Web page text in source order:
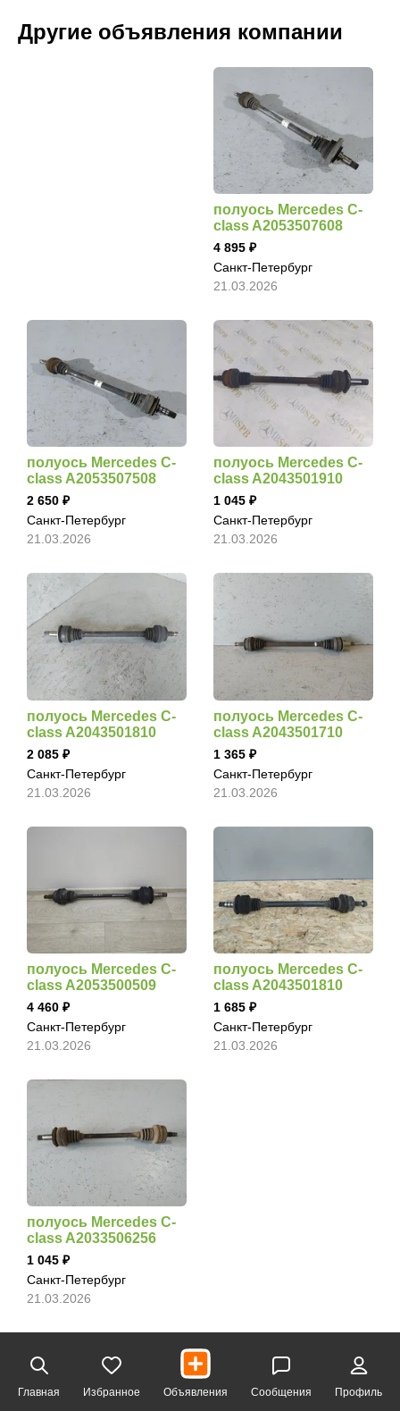
Другие объявления компании
полуось Mercedes C-
class A2053507608
4 895
Санкт-Петербург
21.03.2026
полуось Mercedes C-
class A2053507508
2 650
Санкт-Петербург
21.03.2026
полуось Mercedes C-
class A2043501910
1 045
Санкт-Петербург
21.03.2026
полуось Mercedes C-
class A2043501810
2 085
Санкт-Петербург
21.03.2026
полуось Mercedes C-
class A2043501710
1 365
Санкт-Петербург
21.03.2026
полуось Mercedes C-
class A2053500509
4 460
Санкт-Петербург
21.03.2026
полуось Mercedes C-
class A2043501810
1 685
Санкт-Петербург
21.03.2026
полуось Mercedes C-
class A2033506256
1 045
Санкт-Петербург
21.03.2026
Главная Избранное Объявления Сообщения Профиль